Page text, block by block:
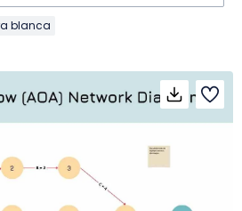
blanca